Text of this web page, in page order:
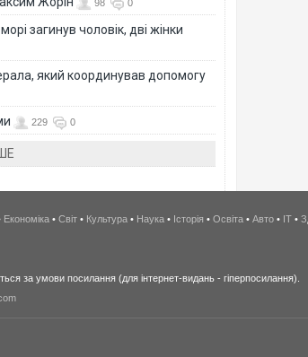
98 0
загинув чоловік, дві жінки
який координував допомогу
229 0
Економіка • Світ • Культура • Наука • Історія • Освіта • Авто • IT •
за умови посилання (для інтернет-видань - гіперпосилання).